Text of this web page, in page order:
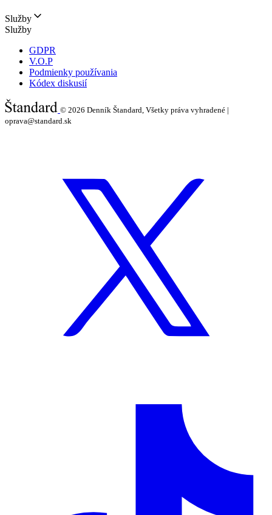
Služby
Služby
GDPR
V.O.P
Podmienky používania
Kódex diskusií
© 2026 Denník Štandard, Všetky práva vyhradené |
oprava@standard.sk